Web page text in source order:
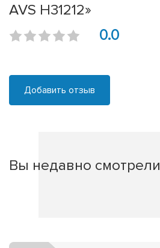
AVS H31212»
0.0
Добавить отзыв
Вы недавно смотрели